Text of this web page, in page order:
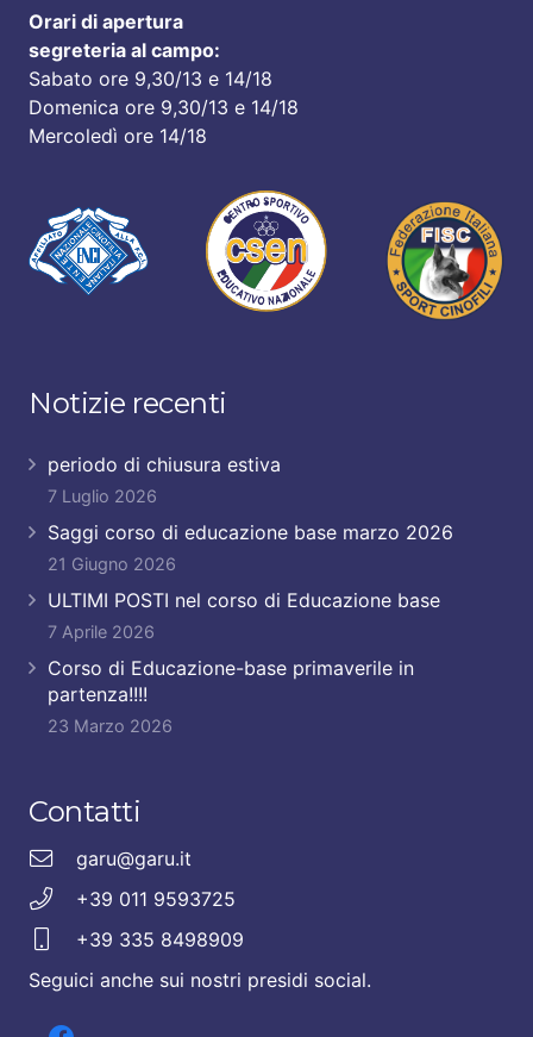
Orari di apertura
segreteria al campo:
Sabato ore 9,30/13 e 14/18
Domenica ore 9,30/13 e 14/18
Mercoledì ore 14/18
Notizie recenti
periodo di chiusura estiva
7 Luglio 2026
Saggi corso di educazione base marzo 2026
21 Giugno 2026
ULTIMI POSTI nel corso di Educazione base
7 Aprile 2026
Corso di Educazione-base primaverile in
partenza!!!!
23 Marzo 2026
Contatti
garu@garu.it
+39 011 9593725
+39 335 8498909
Seguici anche sui nostri presidi social.